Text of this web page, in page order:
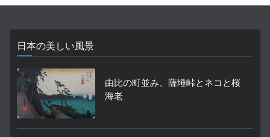
日本の美しい風景
由比の町並み、薩埵峠とネコと桜
海老